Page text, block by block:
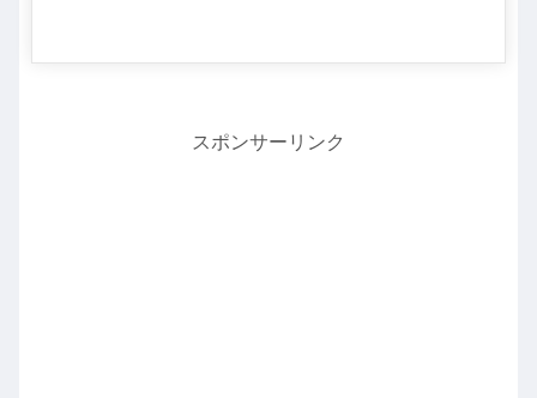
スポンサーリンク